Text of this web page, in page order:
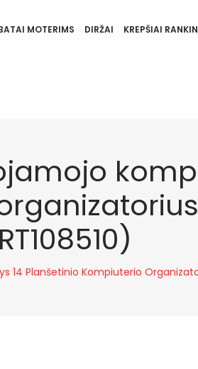
MOTERIMS DIRŽAI KREPŠIAI
14 Planšetinio Kompiuterio